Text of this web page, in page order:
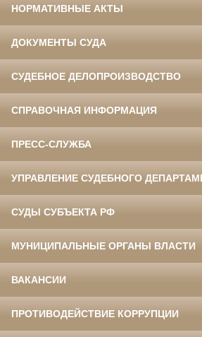
НОРМАТИВНЫЕ АКТЫ
ДОКУМЕНТЫ СУДА
СУДЕБНОЕ ДЕЛОПРОИЗВОДСТВО
СПРАВОЧНАЯ ИНФОРМАЦИЯ
ПРЕСС-СЛУЖБА
УПРАВЛЕНИЕ СУДЕБНОГО
СУДЫ СУБЪЕКТА РФ
МУНИЦИПАЛЬНЫЕ ОРГАНЫ ВЛАСТИ
ВАКАНСИИ
ПРОТИВОДЕЙСТВИЕ КОРРУПЦИИ